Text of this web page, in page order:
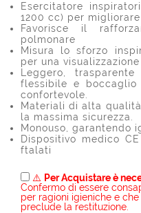
Esercitatore
1200 cc) per
Favorisce il
polmonare
Misura lo sforzo
per una visualizzazione
Leggero,
flessibile e
confortevole.
Materiali di alta
la massima sicurezza.
Monouso, garantendo
Dispositivo medico
ftalati
⚠️ Per Acquistare è
Confermo di essere
per ragioni igieniche e
preclude la restituzione.